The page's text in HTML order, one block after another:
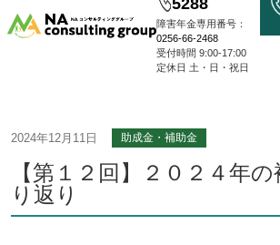
障害年金専用番号：
0256-66-2468
受付時間 9:00-17:00
定休日 土・日・祝日
2024年12月11日 助成金・補助金
【第１２回】２０２４年
り返り